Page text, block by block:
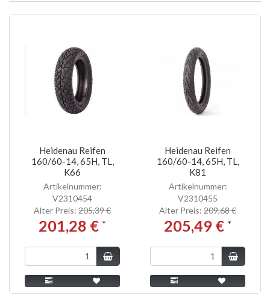
Heidenau Reifen
160/60-14, 65H, TL,
K66
Artikelnummer:
V2310454
Alter Preis: 205,39 €
201,28 € *
Heidenau Reifen
160/60-14, 65H, TL,
K81
Artikelnummer:
V2310455
Alter Preis: 209,68 €
205,49 € *